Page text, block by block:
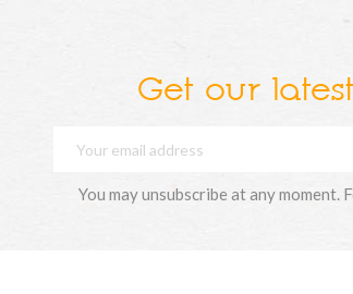
Get our
You may unsubscribe at any